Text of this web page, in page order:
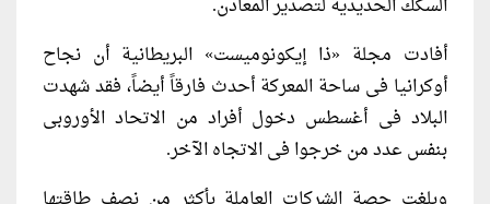
السكك الحديدية لتصدير المعادن.
أفادت مجلة «ذا إيكونوميست» البريطانية أن نجاح
أوكرانيا فى ساحة المعركة أحدث فارقاً أيضاً، فقد شهدت
البلاد فى أغسطس دخول أفراد من الاتحاد الأوروبى
بنفس عدد من خرجوا فى الاتجاه الآخر.